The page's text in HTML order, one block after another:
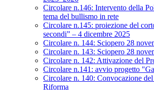
Circolare n.146: Intervento della
tema del bullismo in rete
Circolare n.145: proiezione del
secondi” – 4 dicembre 2025
Circolare n. 144: Sciopero 28
Circolare n. 143: Sciopero 28
Circolare n. 142: Attivazione del
Circolare n.141: avvio progetto
Circolare n. 140: Convocazione
Riforma